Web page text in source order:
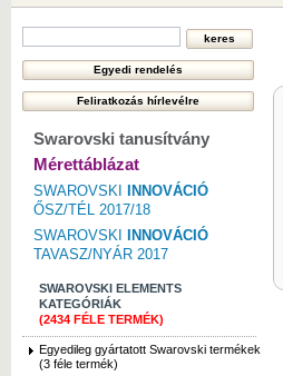
Swarovski tanusítvány
Mérettáblázat
SWAROVSKI
INNOVÁCIÓ
ŐSZ/TÉL 2017/18
SWAROVSKI
INNOVÁCIÓ
TAVASZ/NYÁR 2017
SWAROVSKI ELEMENTS
KATEGÓRIÁK
(2434 FÉLE TERMÉK)
Egyedileg gyártatott Swarovski termékek
(3 féle termék)